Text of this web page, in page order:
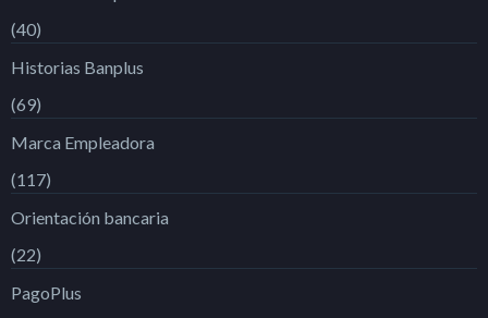
(40)
Historias Banplus
(69)
Marca Empleadora
(117)
Orientación bancaria
(22)
PagoPlus